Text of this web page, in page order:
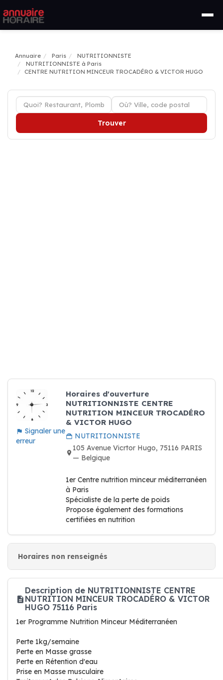
Annuaire Paris
NUTRITIONNISTE
NUTRITIONNISTE à Paris
CENTRE NUTRITION MINCEUR TROCADÉRO & VICTOR HUGO
Trouver
Signaler une
erreur
Horaires d'ouverture
NUTRITIONNISTE CENTRE
NUTRITION MINCEUR TROCADÉRO
& VICTOR HUGO
NUTRITIONNISTE
105 Avenue Vicrtor Hugo, 75116 PARIS
— Belgique
1er Centre nutrition minceur méditerranéen
à Paris
Spécialiste de la perte de poids
Propose également des formations
certifiées en nutrition
Horaires non renseignés
Description de NUTRITIONNISTE CENTRE
NUTRITION MINCEUR TROCADÉRO & VICTOR
HUGO 75116 Paris
1er Programme Nutrition Minceur Méditerranéen
Perte 1kg/semaine
Perte en Masse grasse
Perte en Rétention d'eau
Prise en Masse musculaire